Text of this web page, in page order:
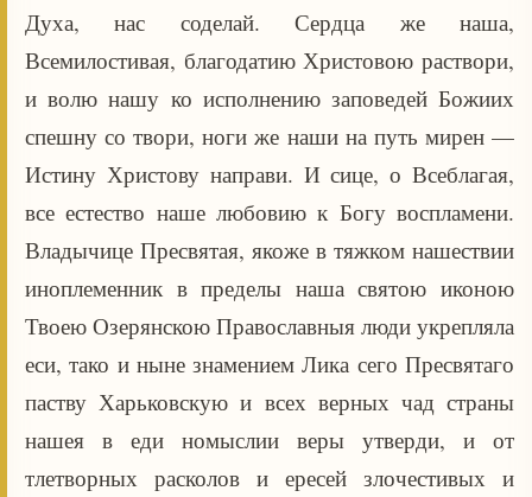
Духа, нас соделай. Сердца же наша,
Всемилостивая, благодатию Христовою раствори,
и волю нашу ко исполнению заповедей Божиих
спешну со твори, ноги же наши на путь мирен —
Истину Христову направи. И сице, о Всеблагая,
все естество наше любовию к Богу воспламени.
Владычице Пресвятая, якоже в тяжком нашествии
иноплеменник в пределы наша святою иконою
Твоею Озерянскою Православныя люди укрепляла
еси, тако и ныне знамением Лика сего Пресвятаго
паству Харьковскую и всех верных чад страны
нашея в еди номыслии веры утверди, и от
тлетворных расколов и ересей злочестивых и